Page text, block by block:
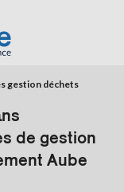
gestion déchets
de gestion
Aube